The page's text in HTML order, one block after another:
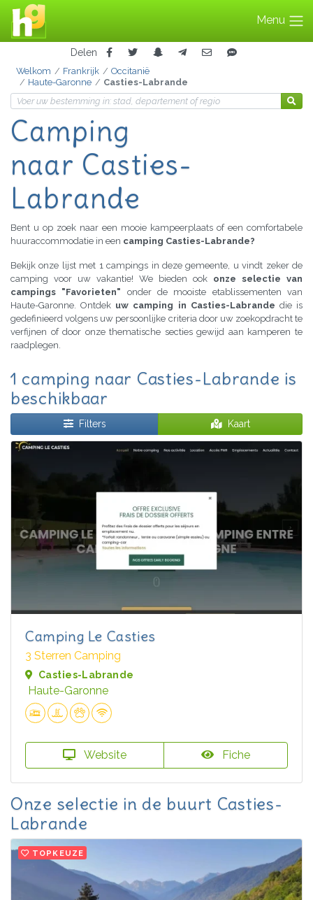
Menu
Delen
Welkom Frankrijk
Occitanië
Haute-Garonne
Casties-Labrande
Camping
naar Casties-
Labrande
Bent u op zoek naar een mooie kampeerplaats of een comfortabele
huuraccommodatie in een camping Casties-Labrande?
Bekijk onze lijst met 1 campings in deze gemeente, u vindt zeker de
camping voor uw vakantie! We bieden ook onze selectie van
campings "Favorieten" onder de mooiste etablissementen van
Haute-Garonne. Ontdek uw camping in Casties-Labrande die is
gedefinieerd volgens uw persoonlijke criteria door uw zoekopdracht te
verfijnen of door onze thematische secties gewijd aan kamperen te
raadplegen.
1 camping naar Casties-Labrande is
beschikbaar
Filters Kaart
Camping Le Casties
3 Sterren Camping
Casties-Labrande
Haute-Garonne
Website Fiche
Onze selectie in de buurt Casties-
Labrande
TOPKEUZE